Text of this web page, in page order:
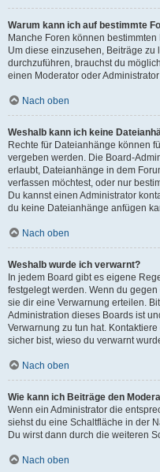
Warum kann ich auf bestimmte
Manche Foren können
Um diese einzusehen, Beiträge
durchzuführen, brauchst du
einen Moderator oder
Nach oben
Weshalb kann ich keine
Rechte für Dateianhänge können
vergeben werden. Die Board-
erlaubt, Dateianhänge in dem
verfassen möchtest, oder nur
Du kannst einen Administrator
du keine Dateianhänge anfügen
Nach oben
Weshalb wurde ich verwarnt?
In jedem Board gibt es eigene
festgelegt werden. Wenn du
sie dir eine Verwarnung erteilen.
Administration dieses Boards ist
Verwarnung zu tun hat.
sicher bist, wieso du verwarnt
Nach oben
Wie kann ich Beiträge den
Wenn ein Administrator die
siehst du eine Schaltfläche in der
Du wirst dann durch die weiteren
Nach oben